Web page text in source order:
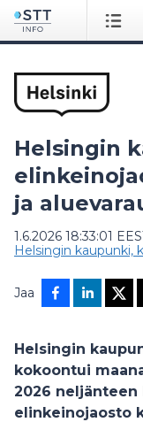
Helsingin
ja
1.6.2026 18:33:01
Helsingin kaupunki,
Jaa
Helsingin
kokoontui
2026 neljänteen
elinkeinojaosto